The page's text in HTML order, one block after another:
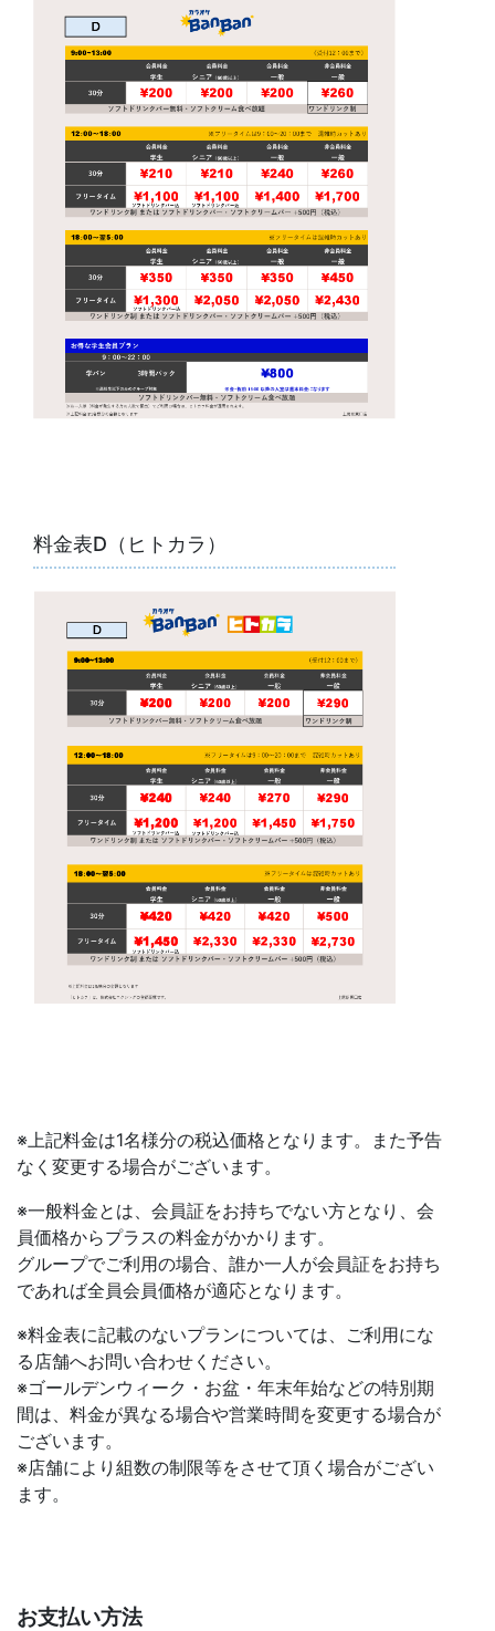
料金表D（ヒトカラ）
※上記料金は1名様分の税込価格となります。また予告
なく変更する場合がございます。
※一般料金とは、会員証をお持ちでない方となり、会
員価格からプラスの料金がかかります。
グループでご利用の場合、誰か一人が会員証をお持ち
であれば全員会員価格が適応となります。
※料金表に記載のないプランについては、ご利用にな
る店舗へお問い合わせください。
※ゴールデンウィーク・お盆・年末年始などの特別期
間は、料金が異なる場合や営業時間を変更する場合が
ございます。
※店舗により組数の制限等をさせて頂く場合がござい
ます。
お支払い方法